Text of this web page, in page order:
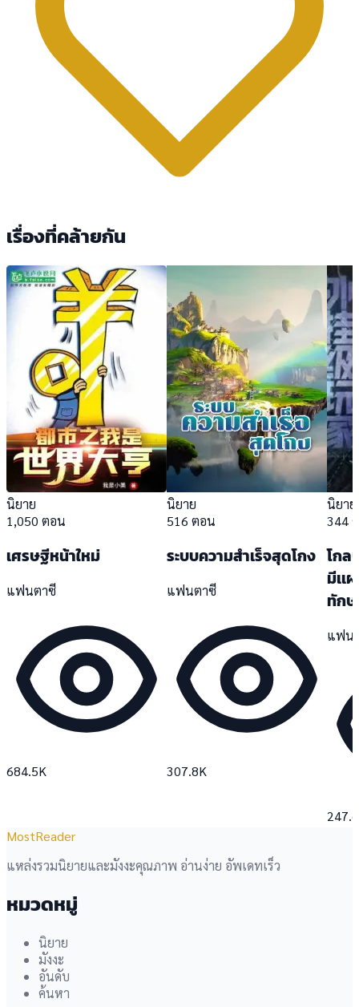
เรื่องที่คล้ายกัน
นิยาย
1,050 ตอน
เศรษฐีหน้าใหม่
แฟนตาซี
684.5K
นิยาย
516 ตอน
ระบบความสำเร็จสุดโกง
แฟนตาซี
307.8K
นิยาย
344
โกล
มีเ
ทักษ
แฟน
MostReader
แหล่งรวมนิยายและมังงะคุณภาพ อ่านง่าย อัพเดทเร็ว
หมวดหมู่
นิยาย
มังงะ
อันดับ
ค้นหา